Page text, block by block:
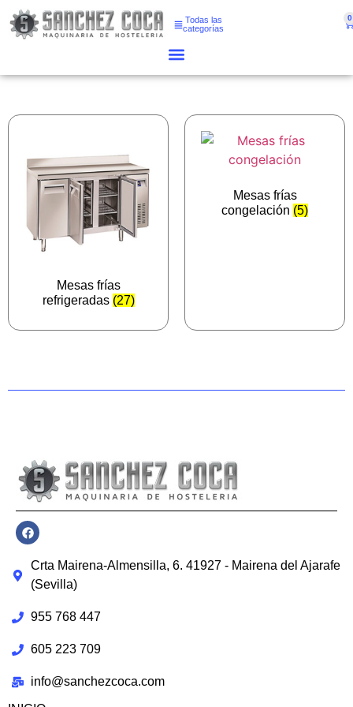
Todas las
categorías
0
Mesas frías
refrigeradas (27)
Mesas frías
congelación (5)
Crta Mairena-Almensilla, 6. 41927 - Mairena del Ajarafe
(Sevilla)
955 768 447
605 223 709
info@sanchezcoca.com